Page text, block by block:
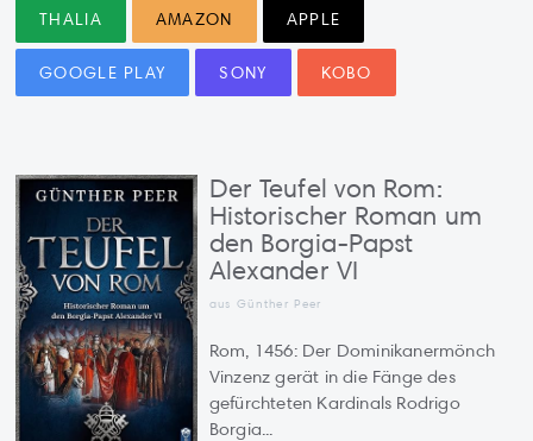
THALIA AMAZON APPLE
GOOGLE PLAY SONY KOBO
Der Teufel von Rom:
Historischer Roman um
den Borgia-Papst
Alexander VI
aus Günther Peer
Rom, 1456: Der Dominikanermönch
Vinzenz gerät in die Fänge des
gefürchteten Kardinals Rodrigo
Borgia...